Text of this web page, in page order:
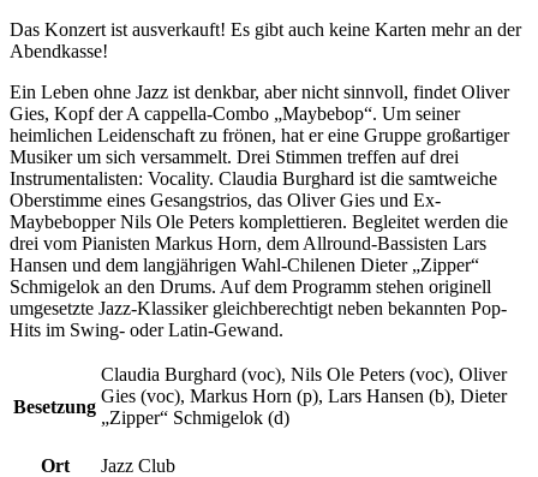
Das Konzert ist ausverkauft! Es gibt auch keine Karten mehr an der
Abendkasse!
Ein Leben ohne Jazz ist denkbar, aber nicht sinnvoll, findet Oliver
Gies, Kopf der A cappella-Combo „Maybebop“. Um seiner
heimlichen Leidenschaft zu frönen, hat er eine Gruppe großartiger
Musiker um sich versammelt. Drei Stimmen treffen auf drei
Instrumentalisten: Vocality. Claudia Burghard ist die samtweiche
Oberstimme eines Gesangstrios, das Oliver Gies und Ex-
Maybebopper Nils Ole Peters komplettieren. Begleitet werden die
drei vom Pianisten Markus Horn, dem Allround-Bassisten Lars
Hansen und dem langjährigen Wahl-Chilenen Dieter „Zipper“
Schmigelok an den Drums. Auf dem Programm stehen originell
umgesetzte Jazz-Klassiker gleichberechtigt neben bekannten Pop-
Hits im Swing- oder Latin-Gewand.
Besetzung
Claudia Burghard (voc), Nils Ole Peters (voc), Oliver
Gies (voc), Markus Horn (p), Lars Hansen (b), Dieter
„Zipper“ Schmigelok (d)
Ort
Jazz Club